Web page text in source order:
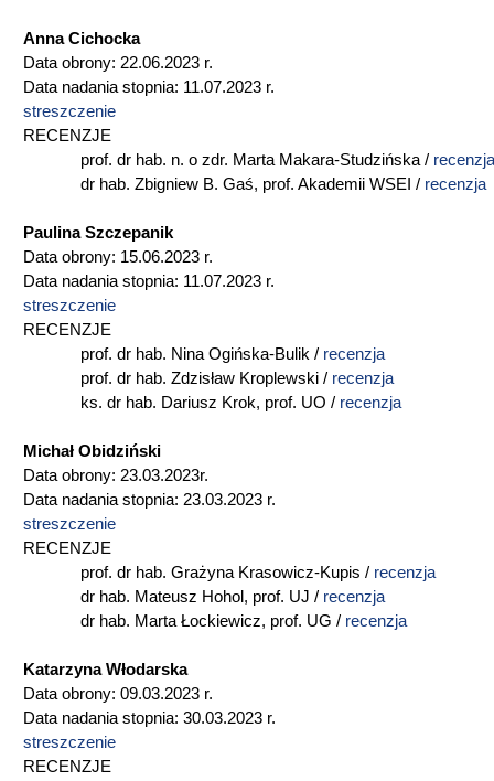
Anna Cichocka
Data obrony: 22.06.2023 r.
Data nadania stopnia: 11.07.2023 r.
streszczenie
RECENZJE
prof. dr hab. n. o zdr. Marta Makara-Studzińska / recenzja
dr hab. Zbigniew B. Gaś, prof. Akademii WSEI / recenzja
Paulina Szczepanik
Data obrony: 15.06.2023 r.
Data nadania stopnia: 11.07.2023 r.
streszczenie
RECENZJE
prof. dr hab. Nina Ogińska-Bulik / recenzja
prof. dr hab. Zdzisław Kroplewski / recenzja
ks. dr hab. Dariusz Krok, prof. UO / recenzja
Michał Obidziński
Data obrony: 23.03.2023r.
Data nadania stopnia: 23.03.2023 r.
streszczenie
RECENZJE
prof. dr hab. Grażyna Krasowicz-Kupis / recenzja
dr hab. Mateusz Hohol, prof. UJ / recenzja
dr hab. Marta Łockiewicz, prof. UG / recenzja
Katarzyna Włodarska
Data obrony: 09.03.2023 r.
Data nadania stopnia: 30.03.2023 r.
streszczenie
RECENZJE